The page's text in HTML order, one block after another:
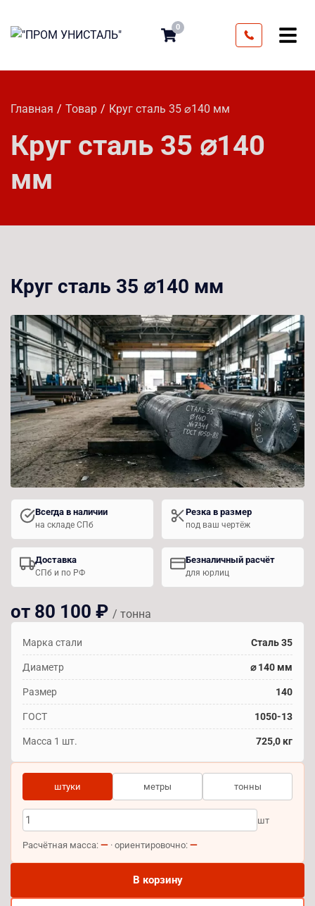
0
Главная Товар Круг сталь 35 ⌀140 мм
Круг сталь 35 ⌀140
мм
Круг сталь 35 ⌀140 мм
Всегда в наличии
на складе СПб
Резка в размер
под ваш чертёж
Доставка
СПб и по РФ
Безналичный расчёт
для юрлиц
от 80 100 ₽ / тонна
Марка стали Сталь 35
Диаметр ⌀ 140 мм
Размер 140
ГОСТ 1050-13
Масса 1 шт. 725,0 кг
штуки метры тонны
шт
Расчётная масса: — · ориентировочно: —
В корзину